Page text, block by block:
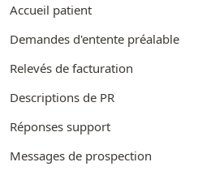
Accueil patient
Demandes d'entente préalable
Relevés de facturation
Descriptions de PR
Réponses support
Messages de prospection